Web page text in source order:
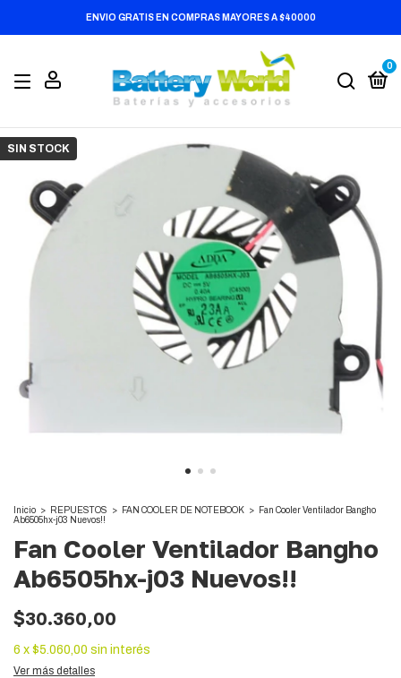
ENVIO GRATIS EN COMPRAS MAYORES A $40000
0
SIN STOCK
Inicio > REPUESTOS > FAN COOLER DE NOTEBOOK >
Fan Cooler Ventilador Bangho
Ab6505hx-j03 Nuevos!!
Fan Cooler Ventilador Bangho
Ab6505hx-j03 Nuevos!!
$30.360,00
6 x $5.060,00 sin interés
Ver más detalles